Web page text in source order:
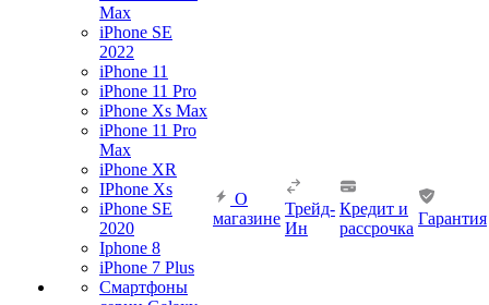
Max
iPhone SE
2022
iPhone 11
iPhone 11 Pro
iPhone Xs Max
iPhone 11 Pro
Max
iPhone XR
IPhone Xs
iPhone SE
2020
Iphone 8
iPhone 7 Plus
Смартфоны
О
магазине
Трейд-
Ин
Кредит и
рассрочка
Гарантия